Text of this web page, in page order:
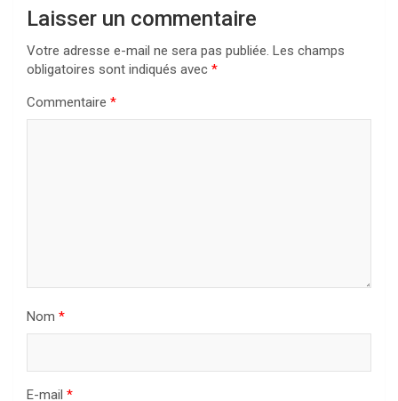
Laisser un commentaire
Votre adresse e-mail ne sera pas publiée. Les champs
obligatoires sont indiqués avec *
Commentaire *
Nom *
E-mail *